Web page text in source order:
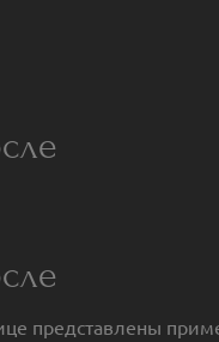
представлены